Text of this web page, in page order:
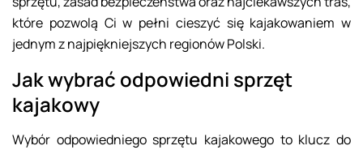
które pozwolą Ci w pełni cieszyć się kajakowaniem w
jednym z najpiękniejszych regionów Polski.
Jak wybrać odpowiedni sprzęt
kajakowy
Wybór odpowiedniego sprzętu kajakowego to klucz do